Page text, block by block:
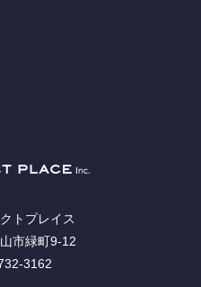
トプレイス
市緑町9-12
3162